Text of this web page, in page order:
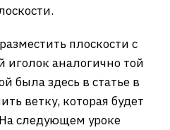
плоскости с
иголок аналогично той
была здесь в статье в
ветку, которая будет
следующем уроке